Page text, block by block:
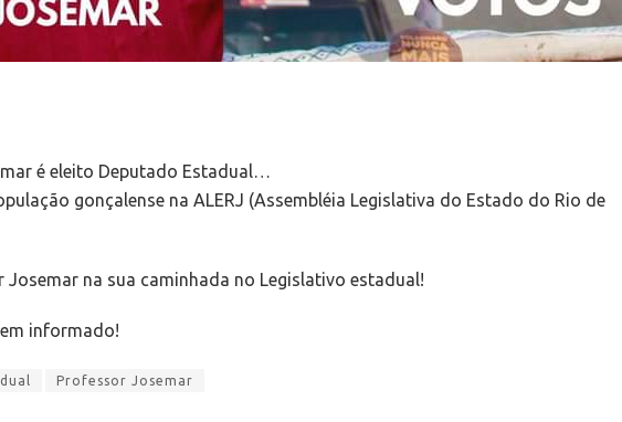
é eleito Deputado Estadual…
gonçalense na ALERJ (Assembléia Legislativa do Estado do Rio de
Josemar na sua caminhada no Legislativo estadual!
informado!
Professor Josemar